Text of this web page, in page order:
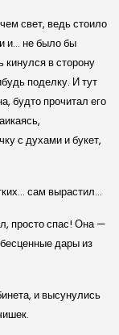
свет, ведь стоило
и… не было бы
кинулся в сторону
поделку. И тут
будто прочитал его
с духами и букет,
сам вырастил…
просто спас! Она —
дары из
и высунулись